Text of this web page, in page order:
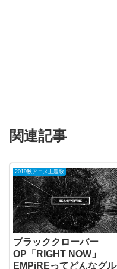
関連記事
2019秋アニメ主題歌
ブラッククローバー
OP「RIGHT NOW」
EMPiREってどんなグ